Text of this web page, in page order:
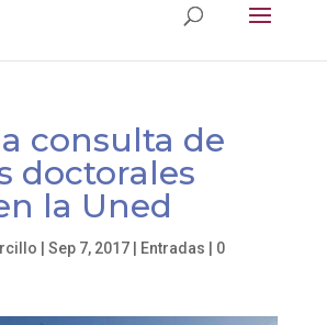
consulta de
doctorales
la Uned
Sep 7, 2017| Entradas
0